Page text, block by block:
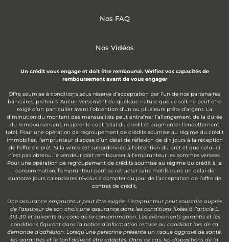
Nos FAQ
Nos Vidéos
Un crédit vous engage et doit être remboursé. Vérifiez vos capacités de
remboursement avant de vous engager
Offre soumise à conditions sous réserve d’acceptation par l’un de nos partenaires
bancaires, prêteurs. Aucun versement de quelque nature que ce soit ne peut être
exigé d’un particulier avant l’obtention d’un ou plusieurs prêts d’argent. La
diminution du montant des mensualités peut entraîner l’allongement de la durée
du remboursement, majorer le coût total du crédit et augmenter l’endettement
total. Pour une opération de regroupement de crédits soumise au régime du crédit
immobilier, l’emprunteur dispose d’un délai de réflexion de dix jours à la réception
de l’offre de prêt. Si la vente est subordonnée à l’obtention du prêt et que celui-ci
n’est pas obtenu, le vendeur doit rembourser à l’emprunteur les sommes versées.
Pour une opération de regroupement de crédits soumise au régime du crédit à la
consommation, l’emprunteur peut se rétracter sans motifs dans un délai de
quatorze jours calendaires révolus à compter du jour de l’acceptation de l’offre de
contrat de crédit.
Une assurance emprunteur peut être exigée. L’emprunteur peut souscrire auprès
de l’assureur de son choix une assurance dans les conditions fixées à l’article L.
313-30 et suivants du code de la consommation. Les événements garantis et les
conditions figurent dans la notice d’information remise au candidat lors de sa
demande d’adhésion. Lorsqu’une personne présente un risque aggravé de santé,
les garanties et le tarif doivent être adaptés. Dans ce cas, les dispositions de la